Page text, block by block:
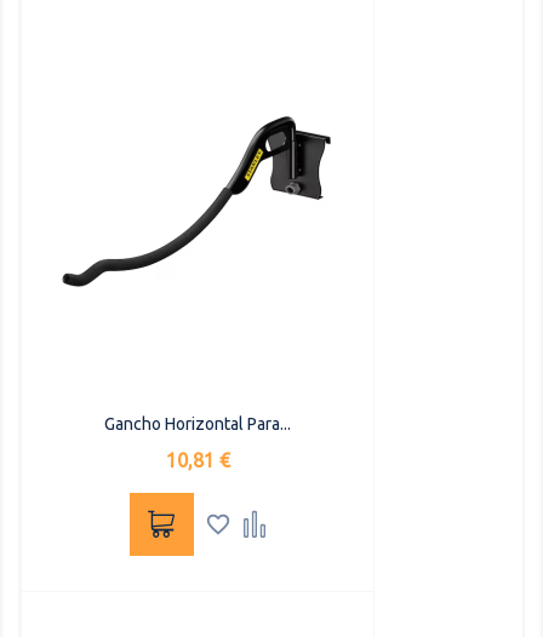
Gancho Horizontal Para...
Precio
10,81 €
 